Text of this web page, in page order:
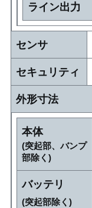
ライン出力
センサ
セキュリティ
外形寸法
本体
(突起部、バンプ
部除く)
バッテリ
(突起部除く)